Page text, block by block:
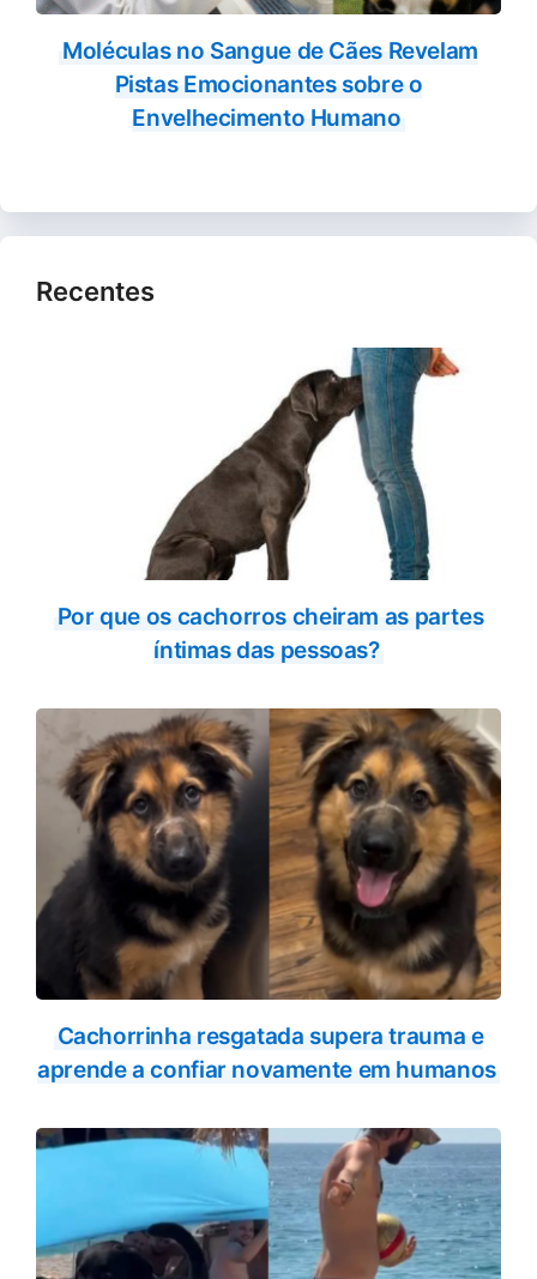
Moléculas no Sangue de Cães Revelam
Pistas Emocionantes sobre o
Envelhecimento Humano
Recentes
Por que os cachorros cheiram as partes
íntimas das pessoas?
Cachorrinha resgatada supera trauma e
aprende a confiar novamente em humanos